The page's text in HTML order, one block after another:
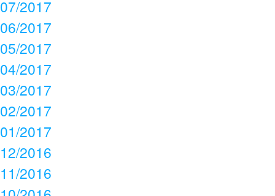
07/2017
06/2017
05/2017
04/2017
03/2017
02/2017
01/2017
12/2016
11/2016